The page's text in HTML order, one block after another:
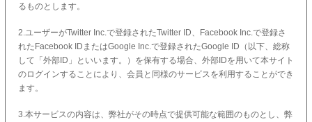
るものとします。
2.ユーザーがTwitter Inc.で登録されたTwitter ID、Facebook Inc.で登録さ
れたFacebook IDまたはGoogle Inc.で登録されたGoogle ID（以下、総称
して「外部ID」といいます。）を保有する場合、外部IDを用いて本サイト
のログインすることにより、会員と同様のサービスを利用することができ
ます。
3.本サービスの内容は、弊社がその時点で提供可能な範囲のものとし、弊